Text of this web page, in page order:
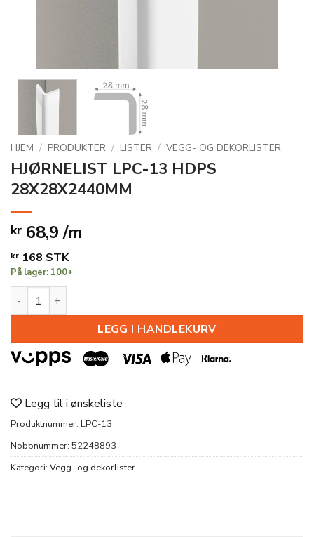
HJEM / PRODUKTER / LISTER / VEGG- OG DEKORLISTER
HJØRNELIST LPC-13 HDPS
28X28X2440MM
kr 68,9 /m
kr 168 STK
På lager: 100+
HJØRNELIST LPC-13 HDPS 28X28X2440MM antall
LEGG I HANDLEKURV
Legg til i ønskeliste
Produktnummer: LPC-13
Nobbnummer: 52248893
Kategori: Vegg- og dekorlister